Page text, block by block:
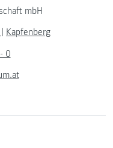
mbH
Kapfenberg
0